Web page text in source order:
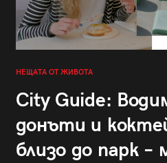
НЕЩАТА ОТ ЖИВОТА
City Guide:
донъти и
близо до парк –